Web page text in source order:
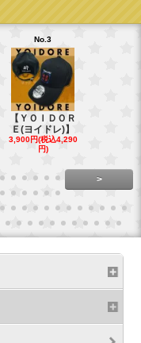
No.3
【ＹＯＩＤＯＲ
Ｅ(ヨイドレ)】
3,900円(税込4,290
円)
>